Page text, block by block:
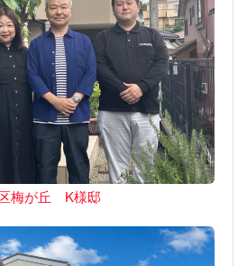
梅が丘 K様邸